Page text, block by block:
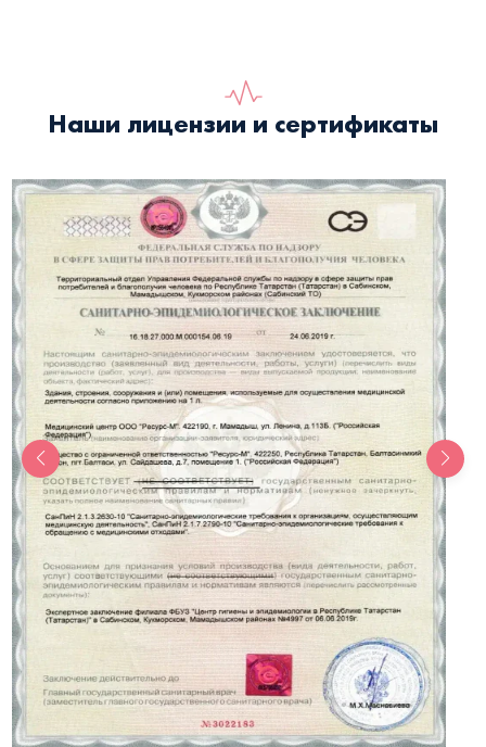
Наши лицензии и сертификаты